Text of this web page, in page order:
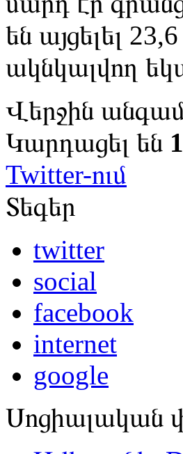
են այցելել
ակնկալվող
Վերջին
Կարդացել են
Twitter-ում
Տեգեր
twitter
social
facebook
internet
google
Սոցիալական